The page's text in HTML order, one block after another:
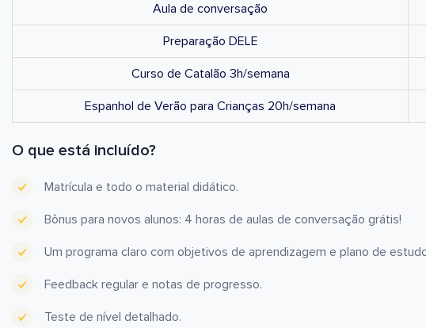
Aula de conversação
Preparação DELE
Curso de Catalão 3h/semana
Espanhol de Verão para Crianças 20h/semana
O que está incluído?
Matrícula e todo o material didático.
Bônus para novos alunos: 4 horas de aulas de conversação grátis!
Um programa claro com objetivos de aprendizagem e plano de
Feedback regular e notas de progresso.
Teste de nível detalhado.